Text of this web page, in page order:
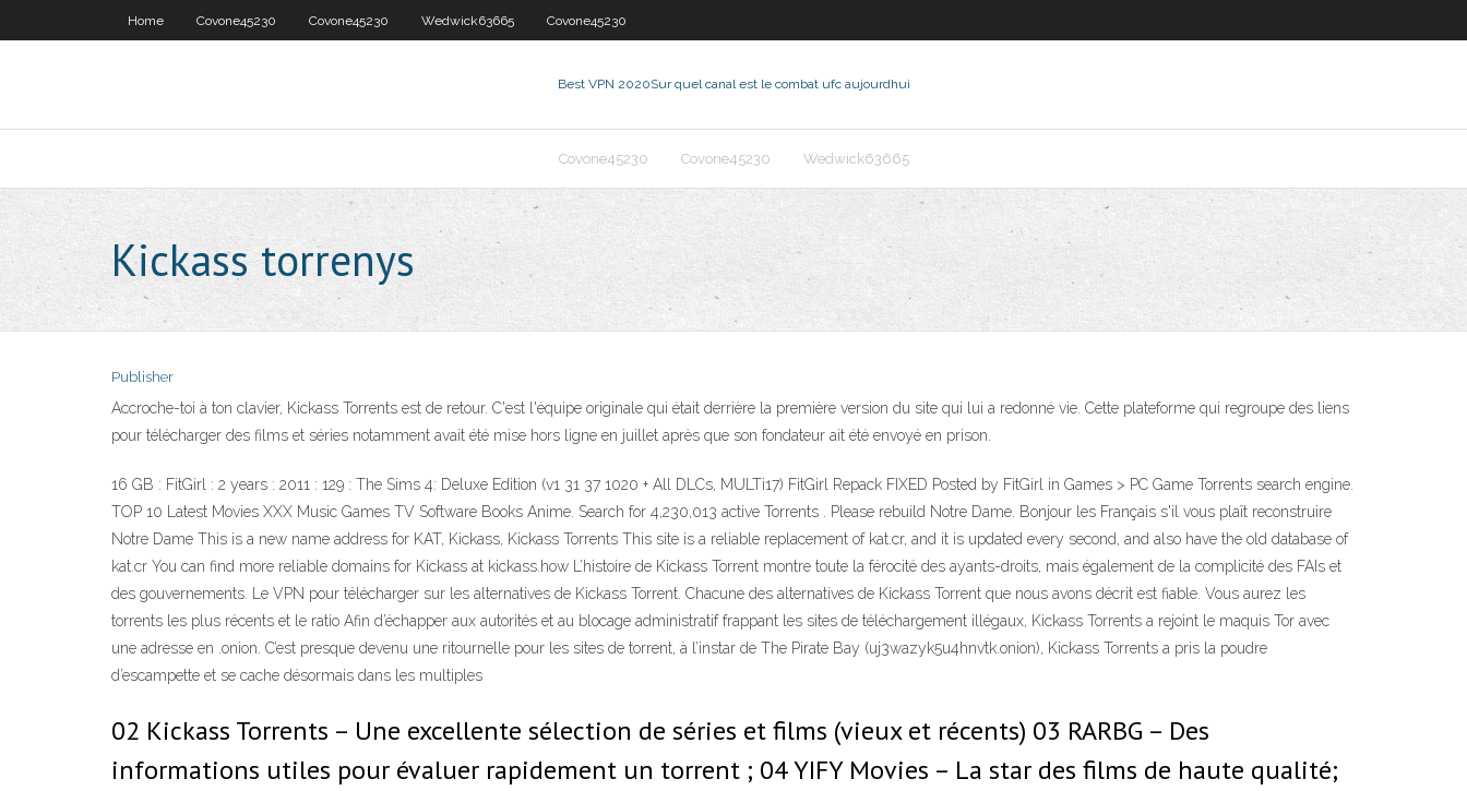
Home Covone45230 Covone45230 Wedwick63665 Covone45230
Best VPN 2020Sur quel canal est le combat ufc aujourdhui
Covone45230 Covone45230 Wedwick63665
Kickass torrenys
Publisher
Accroche-toi à ton clavier, Kickass Torrents est de retour. C'est l'équipe originale qui était derrière la première version du site qui lui a redonné vie. Cette plateforme qui regroupe des liens
pour télécharger des films et séries notamment avait été mise hors ligne en juillet après que son fondateur ait été envoyé en prison.
16 GB : FitGirl : 2 years : 2011 : 129 : The Sims 4: Deluxe Edition (v1 31 37 1020 + All DLCs, MULTi17) FitGirl Repack FIXED Posted by FitGirl in Games > PC Game Torrents search engine.
TOP 10 Latest Movies XXX Music Games TV Software Books Anime. Search for 4,230,013 active Torrents . Please rebuild Notre Dame. Bonjour les Français s'il vous plaît reconstruire
Notre Dame This is a new name address for KAT, Kickass, Kickass Torrents This site is a reliable replacement of kat.cr, and it is updated every second, and also have the old database of
kat.cr You can find more reliable domains for Kickass at kickass.how L’histoire de Kickass Torrent montre toute la férocité des ayants-droits, mais également de la complicité des FAIs et
des gouvernements. Le VPN pour télécharger sur les alternatives de Kickass Torrent. Chacune des alternatives de Kickass Torrent que nous avons décrit est fiable. Vous aurez les
torrents les plus récents et le ratio Afin d’échapper aux autorités et au blocage administratif frappant les sites de téléchargement illégaux, Kickass Torrents a rejoint le maquis Tor avec
une adresse en .onion. C’est presque devenu une ritournelle pour les sites de torrent, à l’instar de The Pirate Bay (uj3wazyk5u4hnvtk.onion), Kickass Torrents a pris la poudre
d’escampette et se cache désormais dans les multiples
02 Kickass Torrents – Une excellente sélection de séries et films (vieux et récents) 03 RARBG – Des
informations utiles pour évaluer rapidement un torrent ; 04 YIFY Movies – La star des films de haute qualité;